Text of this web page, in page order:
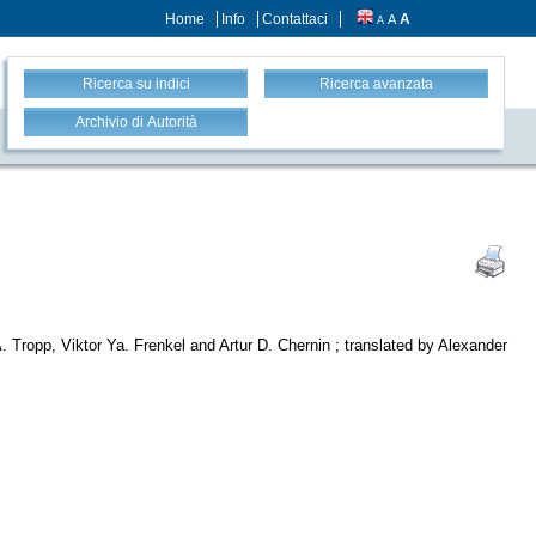
Home Info Contattaci A A A
Ricerca su indici Ricerca avanzata
Archivio di Autorità